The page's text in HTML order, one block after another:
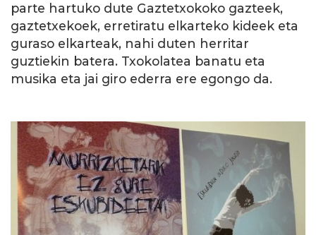
parte hartuko dute Gaztetxokoko gazteek,
gaztetxekoek, erretiratu elkarteko kideek eta
guraso elkarteak, nahi duten herritar
guztiekin batera. Txokolatea banatu eta
musika eta jai giro ederra ere egongo da.